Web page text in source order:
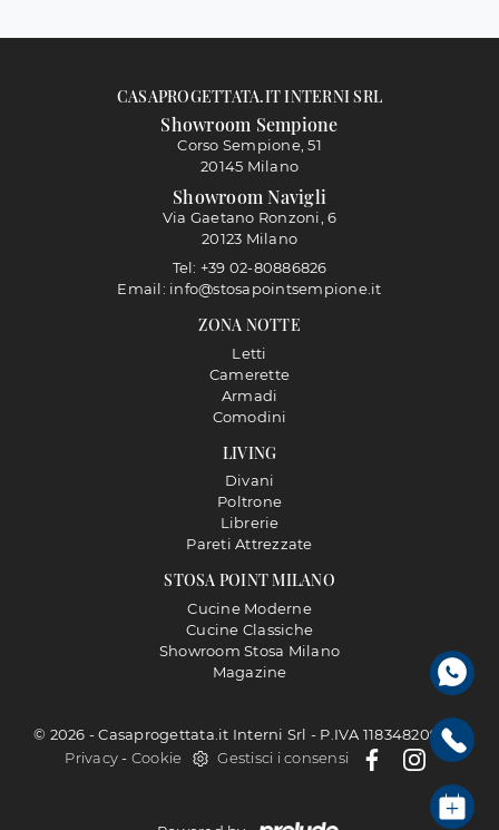
STOSA POINT MILANO
Cucine Moderne
Cucine Classiche
Showroom Stosa Milano
Magazine
LIVING
Divani
Poltrone
Librerie
Pareti Attrezzate
ZONA NOTTE
Letti
Camerette
Armadi
Comodini
CASAPROGETTATA.IT INTERNI SRL
Showroom Sempione
Corso Sempione, 51
20145 Milano
Showroom Navigli
Via Gaetano Ronzoni, 6
20123 Milano
Tel: +39 02-80886826
Email: info@stosapointsempione.it
© 2026 - Casaprogettata.it Interni Srl - P.IVA 11834820968 |
Privacy- Cookie Gestisci i consensi